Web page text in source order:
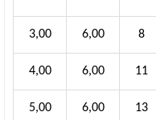
3,00 6,00 8
4,00 6,00 11
5,00 6,00 13